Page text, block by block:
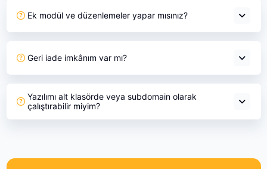
Ek modül ve düzenlemeler yapar mısınız?
Geri iade imkânım var mı?
Yazılımı alt klasörde veya subdomain olarak
çalıştırabilir miyim?